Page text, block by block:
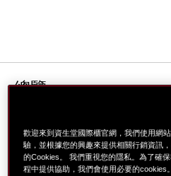
總覽
連續使用７天膚況明顯提升！
86% 改善細紋
88% 保濕水潤
歡迎來到資生堂國際櫃官網，我們使用網
驗，並根據您的興趣來提供相關行銷資訊
的Cookies。 我們重視您的隱私。為了確
程中提供協助，我們會使用必要的cookies